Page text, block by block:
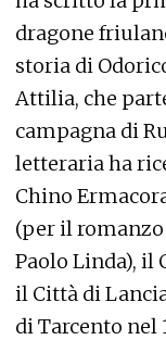
dragone
storia di
Attilia, che
campagna di
letteraria ha
Chino
(per il romanzo
Paolo Linda), il
il Città di
di Tarcento nel